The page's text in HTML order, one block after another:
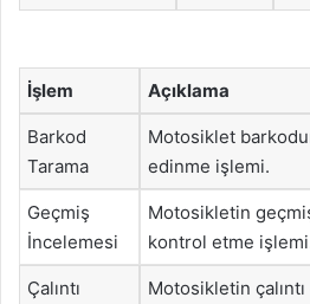
İşlem Açıklama
Barkod
Tarama
Motosiklet
edinme işlemi.
Geçmiş
İncelemesi
Motosikletin
kontrol etme
Çalıntı
Motosikletin